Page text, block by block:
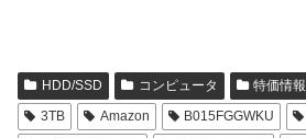
HDD/SSD コンピュータ 特価情報
3TB
Amazon B015FGGWKU